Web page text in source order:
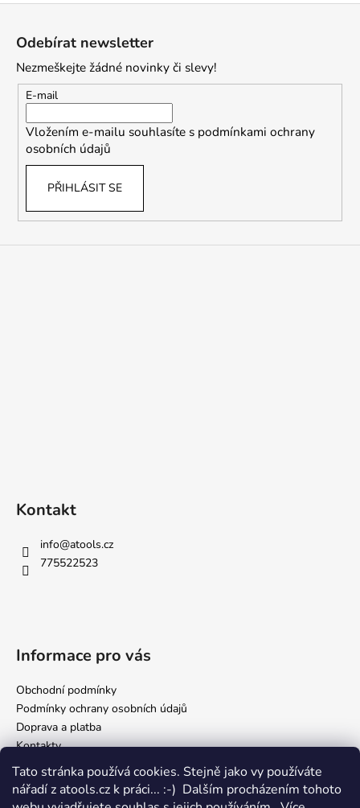
Tato stránka používá cookies. Stejně jako vy používáte
nářadí z atools.cz k práci... :-) Dalším procházením tohoto
Odebírat newsletter
Nezmeškejte žádné novinky či slevy!
E-mail
Vložením e-mailu souhlasíte s podmínkami ochrany
osobních údajů
PŘIHLÁSIT SE
Kontakt
info@atools.cz
775522523
Informace pro vás
Obchodní podmínky
Podmínky ochrany osobních údajů
Doprava a platba
Kontakty